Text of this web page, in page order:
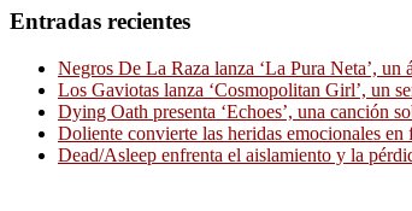
Entradas recientes
Negros De La Raza lanza ‘La Pura Neta’,
Los Gaviotas lanza ‘Cosmopolitan Girl’, un
Dying Oath presenta ‘Echoes’, una canción
Doliente convierte las heridas emocionales
Dead/Asleep enfrenta el aislamiento y la